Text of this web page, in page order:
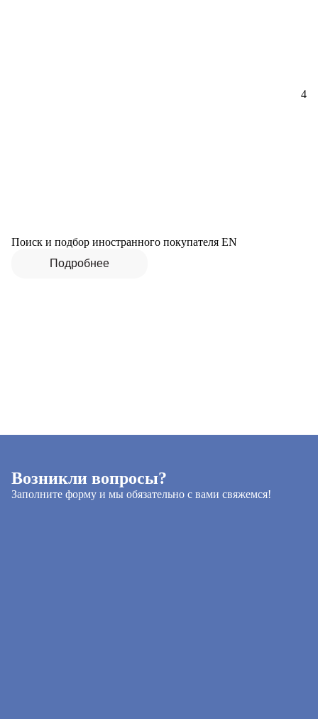
4
Поиск и подбор иностранного покупателя EN
Подробнее
Возникли вопросы?
Заполните форму и мы обязательно с вами свяжемся!